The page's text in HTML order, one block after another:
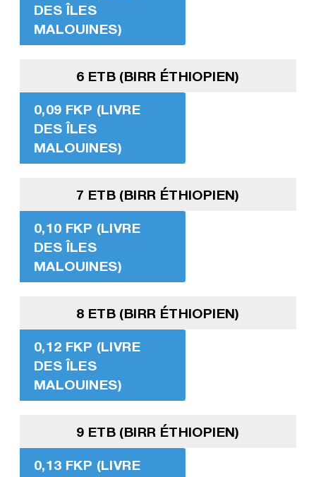
DES ÎLES
MALOUINES)
6 ETB (BIRR ÉTHIOPIEN)
0,09 FKP (LIVRE
DES ÎLES
MALOUINES)
7 ETB (BIRR ÉTHIOPIEN)
0,10 FKP (LIVRE
DES ÎLES
MALOUINES)
8 ETB (BIRR ÉTHIOPIEN)
0,12 FKP (LIVRE
DES ÎLES
MALOUINES)
9 ETB (BIRR ÉTHIOPIEN)
0,13 FKP (LIVRE